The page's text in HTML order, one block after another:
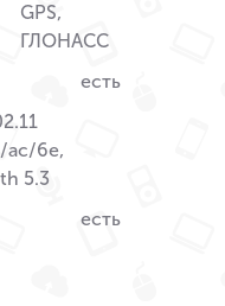
GPS,
ГЛОНАСС
есть
6e,
5.3
есть